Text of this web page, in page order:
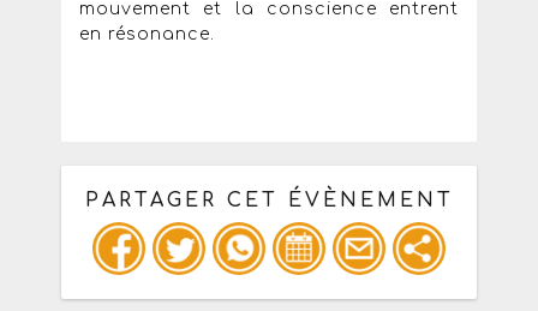
mouvement et la conscience entrent
en résonance.
PARTAGER CET ÉVÈNEMENT
Copiez les infos ci-dessous pour un